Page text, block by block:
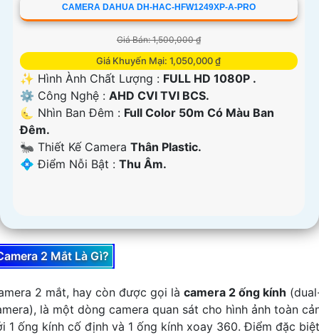
CAMERA DAHUA DH-HAC-HFW1249XP-A-PRO
Giá Bán: 1,500,000 ₫
Giá Khuyến Mại: 1,050,000 ₫
✨ Hình Ành Chất Lượng : FULL HD 1080P .
⚙ Công Nghệ : AHD CVI TVI BCS.
🌜 Nhìn Ban Đêm : Full Color 50m Có Màu Ban
Ðêm.
🐜 Thiết Kế Camera Thân Plastic.
️💠 Điểm Nỗi Bật : Thu Âm.
2 Mắt Là Gì?
2 mắt, hay còn được gọi là camera 2 ống kính
là một dòng camera quan sát cho hình ảnh toàn
1 ống kính cố định và 1 ống kính xoay 360. Điểm đặc biệt